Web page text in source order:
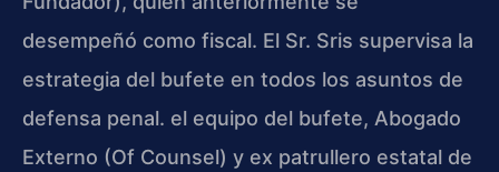
desempeñó como fiscal. El Sr. Sris supervisa la
estrategia del bufete en todos los asuntos de
defensa penal. el equipo del bufete, Abogado
Externo (Of Counsel) y ex patrullero estatal de